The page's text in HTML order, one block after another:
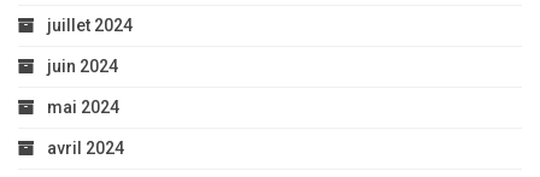
juillet 2024
juin 2024
mai 2024
avril 2024